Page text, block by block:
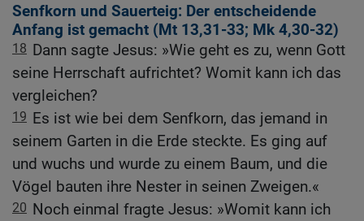
Senfkorn und Sauerteig: Der entscheidende
Anfang ist gemacht (Mt 13,31-33; Mk 4,30-32)
18 Dann sagte Jesus: »Wie geht es zu, wenn Gott
seine Herrschaft aufrichtet? Womit kann ich das
vergleichen?
19 Es ist wie bei dem Senfkorn, das jemand in
seinem Garten in die Erde steckte. Es ging auf
und wuchs und wurde zu einem Baum, und die
Vögel bauten ihre Nester in seinen Zweigen.«
20 Noch einmal fragte Jesus: »Womit kann ich